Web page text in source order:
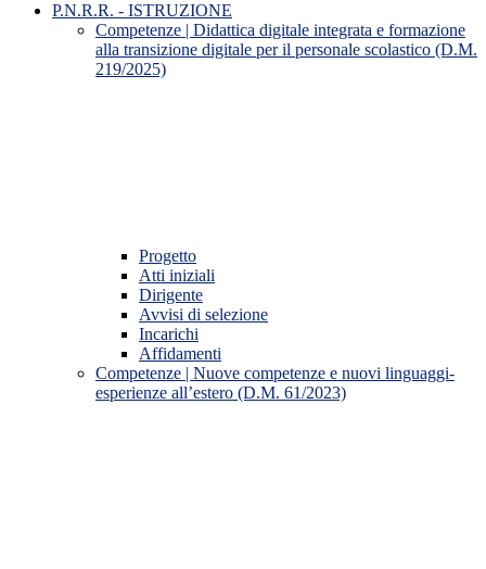
P.N.R.R. - ISTRUZIONE
Competenze | Didattica digitale integrata e formazione
alla transizione digitale per il personale scolastico (D.M.
219/2025)
Progetto
Atti iniziali
Dirigente
Avvisi di selezione
Incarichi
Affidamenti
Competenze | Nuove competenze e nuovi linguaggi-
esperienze all’estero (D.M. 61/2023)